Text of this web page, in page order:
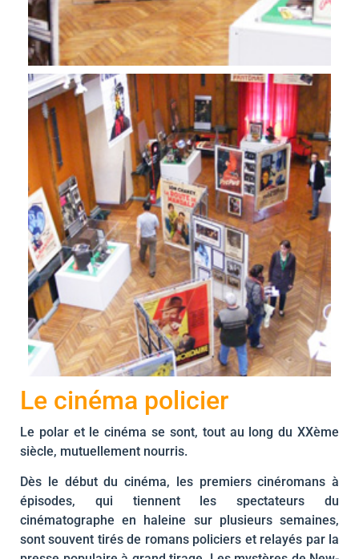
Le cinéma policier
Le polar et le cinéma se sont, tout au long du XXème
siècle, mutuellement nourris.
Dès le début du cinéma, les premiers cinéromans à
épisodes, qui tiennent les spectateurs du
cinématographe en haleine sur plusieurs semaines,
sont souvent tirés de romans policiers et relayés par la